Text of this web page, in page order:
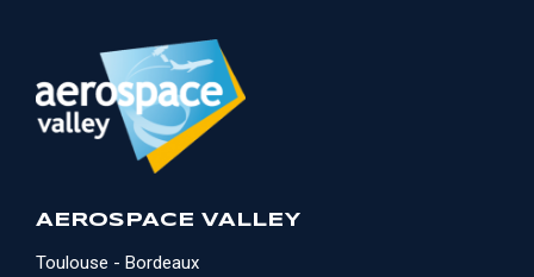
AEROSPACE VALLEY
Toulouse - Bordeaux